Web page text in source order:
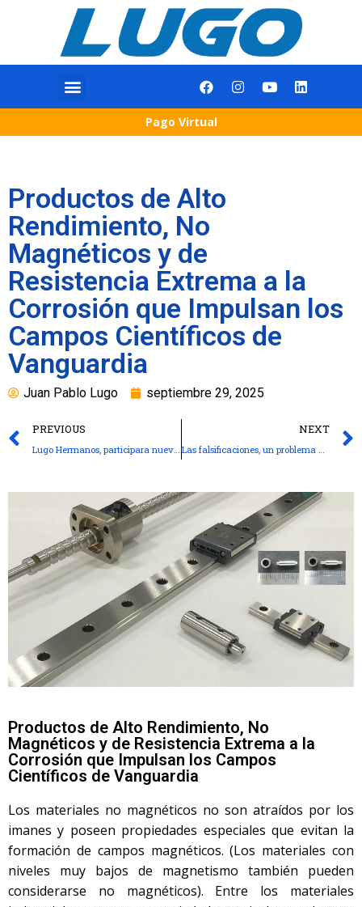
Pago Virtual
Productos de Alto
Rendimiento, No
Magnéticos y de
Resistencia Extrema a la
Corrosión que Impulsan los
Campos Científicos de
Vanguardia
Juan Pablo Lugo septiembre 29, 2025
PREVIOUS
Lugo Hermanos, participara nuevamente en la Feria ExpoIndustrial en la ciudad de Cali
NEXT
Las falsificaciones, un problema global
Productos de Alto Rendimiento, No
Magnéticos y de Resistencia Extrema a la
Corrosión que Impulsan los Campos
Científicos de Vanguardia
Los materiales no magnéticos no son atraídos por los
imanes y poseen propiedades especiales que evitan la
formación de campos magnéticos. (Los materiales con
niveles muy bajos de magnetismo también pueden
considerarse no magnéticos). Entre los materiales